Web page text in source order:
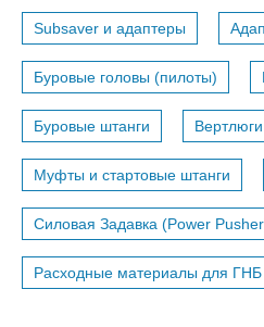
Subsaver и адаптеры
Буровые головы (пилоты)
Буровые штанги Вертлюги
Муфты и стартовые штанги
Силовая Задавка (Power
Расходные материалы для ГНБ